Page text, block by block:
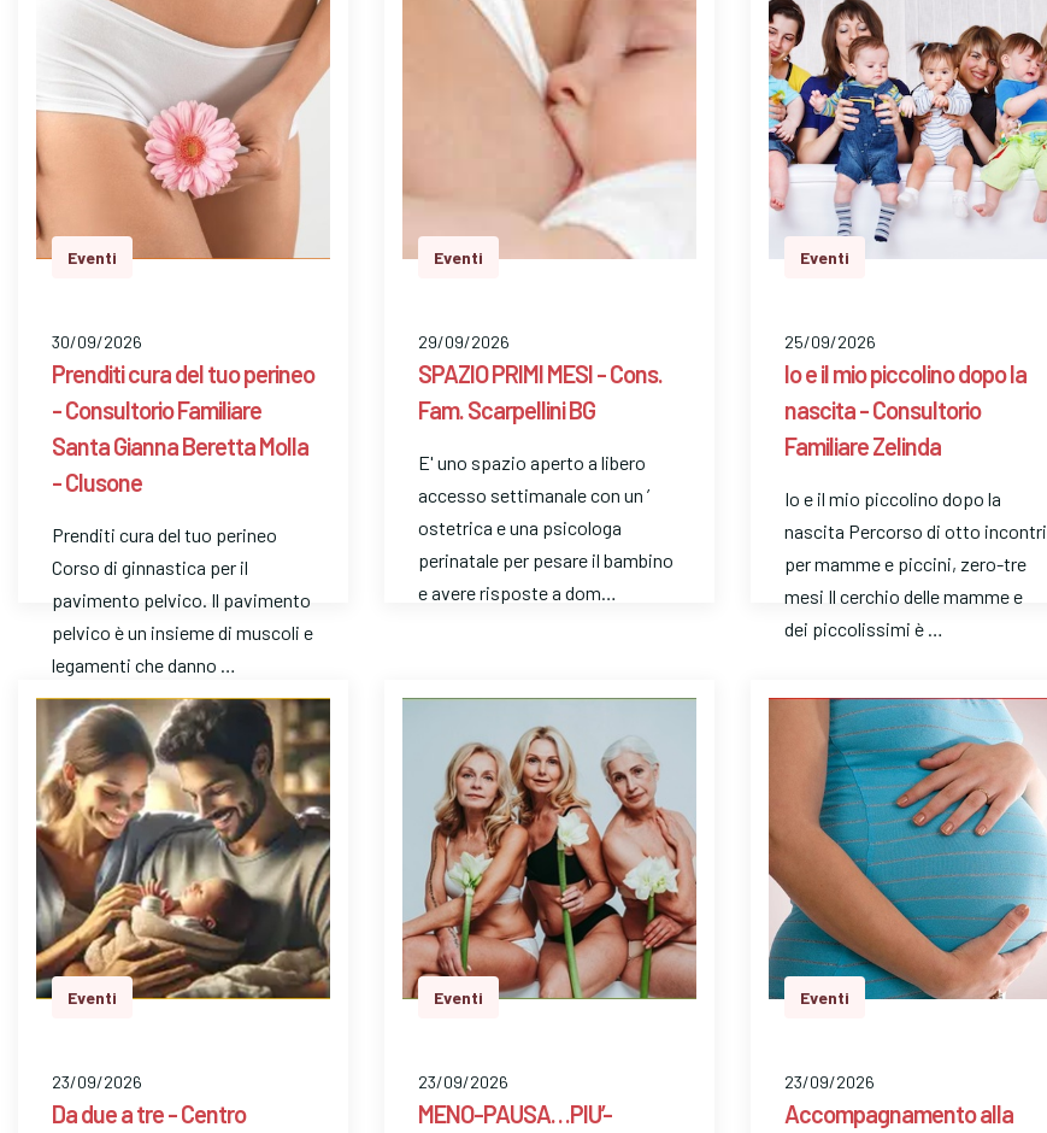
Eventi
30/09/2026
Prenditi cura del tuo perineo
- Consultorio Familiare
Santa Gianna Beretta Molla
- Clusone
Prenditi cura del tuo perineo
Corso di ginnastica per il
pavimento pelvico. Il pavimento
pelvico è un insieme di muscoli e
legamenti che danno …
Eventi
29/09/2026
SPAZIO PRIMI MESI - Cons.
Fam. Scarpellini BG
E' uno spazio aperto a libero
accesso settimanale con un ’
ostetrica e una psicologa
perinatale per pesare il bambino
e avere risposte a dom…
Eventi
25/09/2026
Io e il mio piccolino dopo la
nascita - Consultorio
Familiare Zelinda
Io e il mio piccolino dopo la
nascita Percorso di otto incontri
per mamme e piccini, zero-tre
mesi Il cerchio delle mamme e
dei piccolissimi è …
Eventi
23/09/2026
Da due a tre - Centro
Eventi
23/09/2026
MENO-PAUSA…PIU’-
Eventi
23/09/2026
Accompagnamento alla